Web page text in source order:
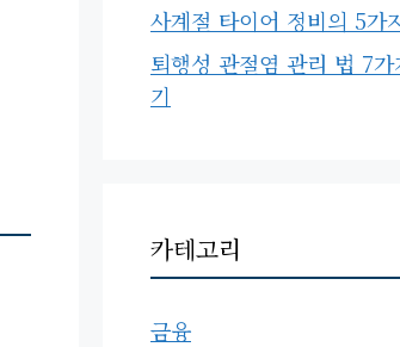
사계절 타이어 정비의 5가
퇴행성 관절염 관리 법 7
기
카테고리
금융